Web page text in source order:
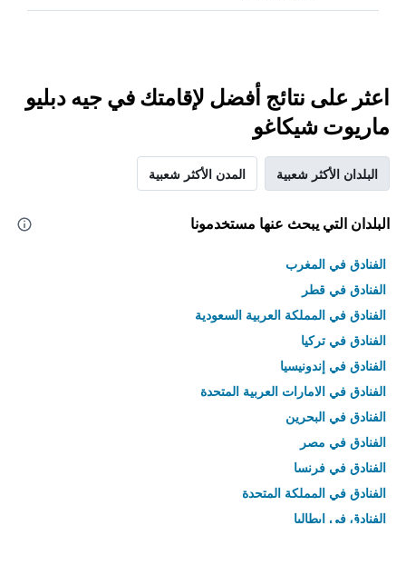
اعثر على نتائج أفضل لإقامتك في جيه دبليو
ماريوت شيكاغو
البلدان الأكثر شعبية المدن الأكثر شعبية
البلدان التي يبحث عنها مستخدمونا
الفنادق في المغرب
الفنادق في قطر
الفنادق في المملكة العربية السعودية
الفنادق في تركيا
الفنادق في إندونيسيا
الفنادق في الامارات العربية المتحدة
الفنادق في البحرين
الفنادق في مصر
الفنادق في فرنسا
الفنادق في المملكة المتحدة
الفنادق في إيطاليا